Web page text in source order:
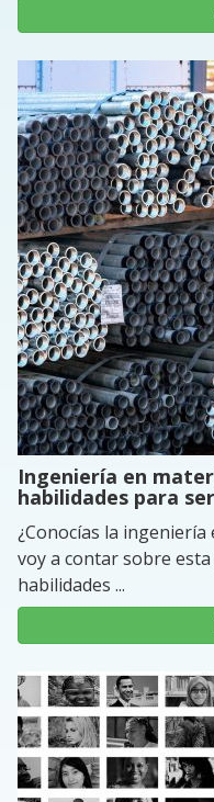
Ingeniería en
habilidades para
¿Conocías la ingeniería
voy a contar sobre
habilidades ...